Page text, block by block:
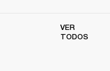
VER
TODOS